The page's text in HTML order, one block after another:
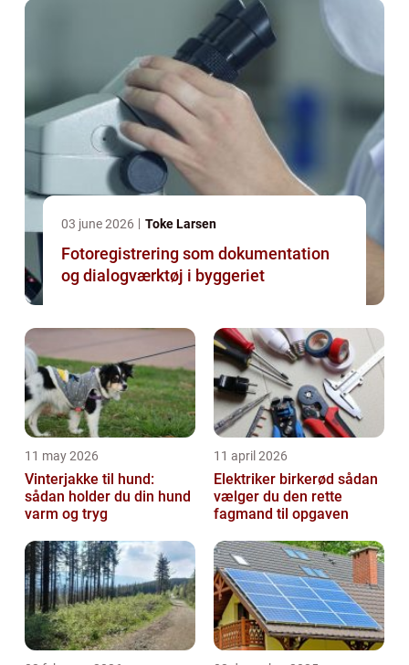
03 june 2026 Toke Larsen
Fotoregistrering som dokumentation
og dialogværktøj i byggeriet
11 may 2026
Vinterjakke til hund:
sådan holder du din hund
varm og tryg
11 april 2026
Elektriker birkerød sådan
vælger du den rette
fagmand til opgaven